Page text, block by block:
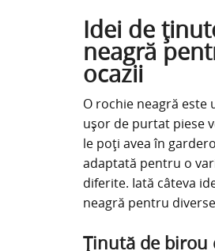
Idei de
neagră
ocazii
O rochie neagră este
ușor de purtat piese
le poți avea în
adaptată pentru o
diferite. Iată câteva
neagră pentru
Ținută de birou